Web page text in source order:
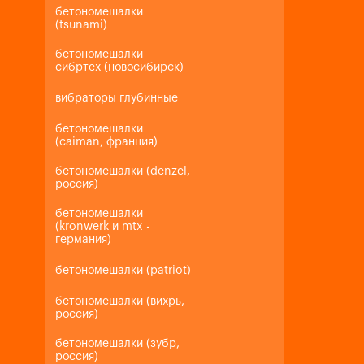
бетономешалки
(tsunami)
бетономешалки
сибртех (новосибирск)
вибраторы глубинные
бетономешалки
(caiman, франция)
бетономешалки (denzel,
россия)
бетономешалки
(kronwerk и mtx -
германия)
бетономешалки (patriot)
бетономешалки (вихрь,
россия)
бетономешалки (зубр,
россия)